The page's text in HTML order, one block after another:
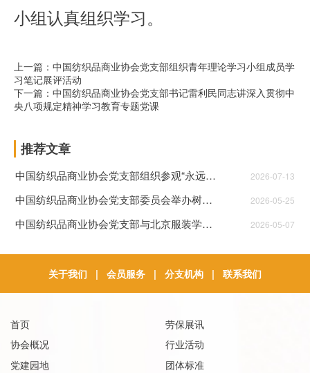
小组认真组织学习。
上一篇：中国纺织品商业协会党支部组织青年理论学习小组成员学
习笔记展评活动
下一篇：中国纺织品商业协会党支部书记雷利民同志讲深入贯彻中
央八项规定精神学习教育专题党课
推荐文章
中国纺织品商业协会党支部组织参观“永远跟党走” 全国性行业协会商会庆祝中国共产党成立105周年 书画摄影展主题党日暨党建带工建活动 2026-07-13
中国纺织品商业协会党支部委员会举办树立和践行正确政绩观学习教育读书班暨第三次集体学习 2026-05-25
中国纺织品商业协会党支部与北京服装学院党委开展共建主题党日活动 2026-05-07
关于我们 | 会员服务 | 分支机构 | 联系我们
首页
协会概况
党建园地
劳保展讯
行业活动
团体标准